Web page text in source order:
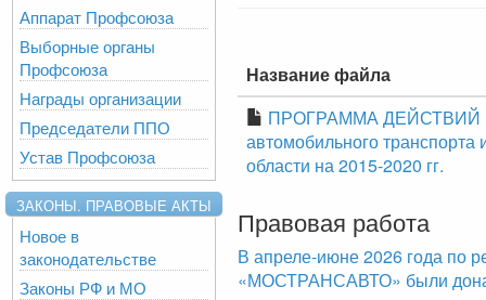
Аппарат Профсоюза
Выборные органы
Профсоюза
Награды организации
Председатели ППО
Устав Профсоюза
ЗАКОНЫ. ПРАВОВЫЕ АКТЫ
Новое в
законодательстве
Законы РФ и МО
Название файла
ПРОГРАММА ДЕЙСТВИЙ
автомобильного транспорта
области на 2015-2020 гг.
Правовая работа
В апреле-июне 2026 года по
«МОСТРАНСАВТО» были